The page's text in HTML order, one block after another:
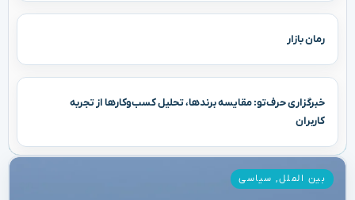
رمان بازار
خبرگزاری حرف‌تو: مقایسه برندها، تحلیل کسب‌وکارها از تجربه
کاربران
بین الملل, سیاسی